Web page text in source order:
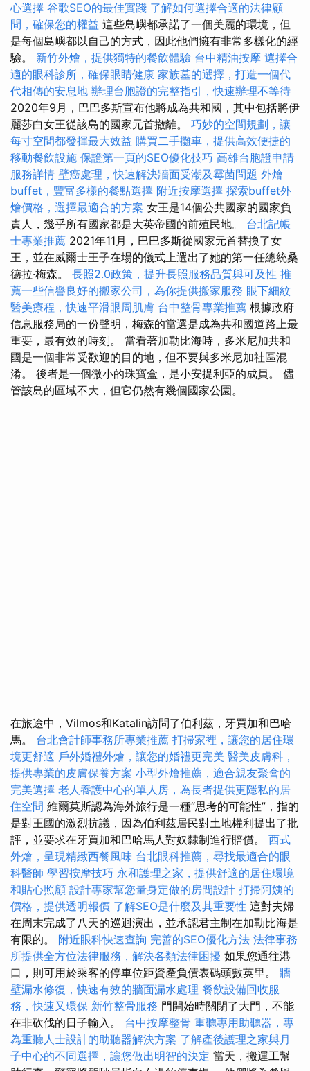
心選擇 谷歌SEO的最佳實踐 了解如何選擇合適的法律顧
問，確保您的權益 這些島嶼都承諾了一個美麗的環境，但
是每個島嶼都以自己的方式，因此他們擁有非常多樣化的經
驗。 新竹外燴，提供獨特的餐飲體驗 台中精油按摩 選擇合
適的眼科診所，確保眼睛健康 家族墓的選擇，打造一個代
代相傳的安息地 辦理台胞證的完整指引，快速辦理不等待
2020年9月，巴巴多斯宣布他將成為共和國，其中包括將伊
麗莎白女王從該島的國家元首撤離。 巧妙的空間規劃，讓
每寸空間都發揮最大效益 購買二手攤車，提供高效便捷的
移動餐飲設施 保證第一頁的SEO優化技巧 高雄台胞證申請
服務詳情 壁癌處理，快速解決牆面受潮及霉菌問題 外燴
buffet，豐富多樣的餐點選擇 附近按摩選擇 探索buffet外
燴價格，選擇最適合的方案 女王是14個公共國家的國家負
責人，幾乎所有國家都是大英帝國的前殖民地。 台北記帳
士專業推薦 2021年11月，巴巴多斯從國家元首替換了女
王，並在威爾士王子在場的儀式上選出了她的第一任總統桑
德拉·梅森。 長照2.0政策，提升長照服務品質與可及性 推
薦一些信譽良好的搬家公司，為你提供搬家服務 眼下細紋
醫美療程，快速平滑眼周肌膚 台中整骨專業推薦 根據政府
信息服務局的一份聲明，梅森的當選是成為共和國道路上最
重要，最有效的時刻。 當看著加勒比海時，多米尼加共和
國是一個非常受歡迎的目的地，但不要與多米尼加社區混
淆。 後者是一個微小的珠寶盒，是小安提利亞的成員。 儘
管該島的區域不大，但它仍然有幾個國家公園。
在旅途中，Vilmos和Katalin訪問了伯利茲，牙買加和巴哈
馬。 台北會計師事務所專業推薦 打掃家裡，讓您的居住環
境更舒適 戶外婚禮外燴，讓您的婚禮更完美 醫美皮膚科，
提供專業的皮膚保養方案 小型外燴推薦，適合親友聚會的
完美選擇 老人養護中心的單人房，為長者提供更隱私的居
住空間 維爾莫斯認為海外旅行是一種“思考的可能性”，指的
是對王國的激烈抗議，因為伯利茲居民對土地權利提出了批
評，並要求在牙買加和巴哈馬人對奴隸制進行賠償。 西式
外燴，呈現精緻西餐風味 台北眼科推薦，尋找最適合的眼
科醫師 學習按摩技巧 永和護理之家，提供舒適的居住環境
和貼心照顧 設計專家幫您量身定做的房間設計 打掃阿姨的
價格，提供透明報價 了解SEO是什麼及其重要性 這對夫婦
在周末完成了八天的巡迴演出，並承認君主制在加勒比海是
有限的。 附近眼科快速查詢 完善的SEO優化方法 法律事務
所提供全方位法律服務，解決各類法律困擾 如果您通往港
口，則可用於乘客的停車位距資產負債表碼頭數英里。 牆
壁漏水修復，快速有效的牆面漏水處理 餐飲設備回收服
務，快速又環保 新竹整骨服務 門開始時關閉了大門，不能
在非砍伐的日子輸入。 台中按摩整骨 重聽專用助聽器，專
為重聽人士設計的助聽器解決方案 了解產後護理之家與月
子中心的不同選擇，讓您做出明智的決定 當天，搬運工幫